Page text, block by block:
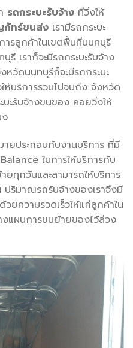
รถกระบะรับจ้างที่วิ่งให้
ภัทร์ขนส่งเรามีรถกระบะ
ารลูกค้าในเขตพื้นที่นนทบุรี
เราก็จะมีรถกระบะรับจ้าง
วัดนนทบุรีก็จะมีรถกระบะ
บริการรวมไปจนถึง จังหวัด
บะรับจ้างขนของ คอยวิ่งให้
ยประกอบกับงานบริการ ที่มี
ในการให้บริการกับ
ยทุกวันและสามารถให้บริการ
ริมาณรถรับจ้างของเราจึงมี
ยความรวดเร็วให้แก่ลูกค้าใน
แผนการขนย้ายของไว้ล่วง